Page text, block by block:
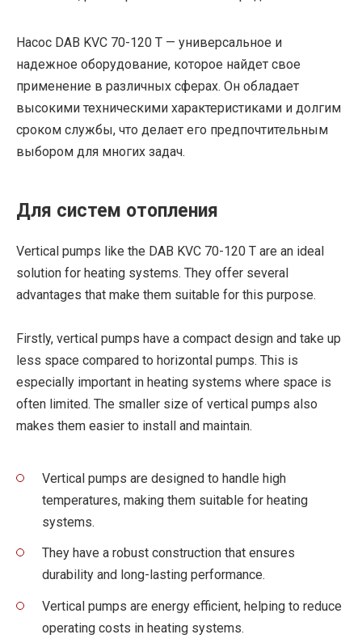
Насос DAB KVC 70-120 T — универсальное и
надежное оборудование, которое найдет свое
применение в различных сферах. Он обладает
высокими техническими характеристиками и долгим
сроком службы, что делает его предпочтительным
выбором для многих задач.
Для систем отопления
Vertical pumps like the DAB KVC 70-120 T are an ideal
solution for heating systems. They offer several
advantages that make them suitable for this purpose.
Firstly, vertical pumps have a compact design and take up
less space compared to horizontal pumps. This is
especially important in heating systems where space is
often limited. The smaller size of vertical pumps also
makes them easier to install and maintain.
Vertical pumps are designed to handle high
temperatures, making them suitable for heating
systems.
They have a robust construction that ensures
durability and long-lasting performance.
Vertical pumps are energy efficient, helping to reduce
operating costs in heating systems.